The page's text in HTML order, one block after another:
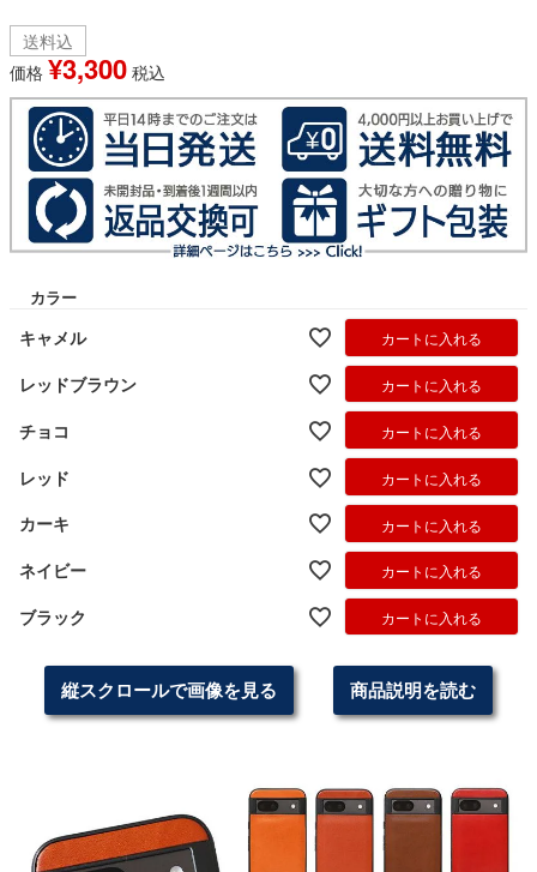
送料込
価格 ¥3,300 税込
カラー
キャメル カートに入れる
レッドブラウン カートに入れる
チョコ カートに入れる
レッド カートに入れる
カーキ カートに入れる
ネイビー カートに入れる
ブラック カートに入れる
縦スクロールで画像を見る 商品説明を読む